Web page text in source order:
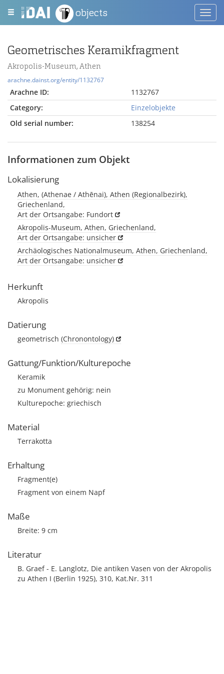
objects
Geometrisches Keramikfragment
Akropolis-Museum, Athen
arachne.dainst.org/entity/1132767
Arachne ID:
1132767
Category:
Einzelobjekte
Old serial number:
138254
Informationen zum Objekt
Lokalisierung
Athen, (Athenae / Athēnai), Athen (Regionalbezirk),
Griechenland,
Art der Ortsangabe: Fundort
Akropolis-Museum, Athen, Griechenland,
Art der Ortsangabe: unsicher
Archäologisches Nationalmuseum, Athen, Griechenland,
Art der Ortsangabe: unsicher
Herkunft
Akropolis
Datierung
geometrisch (Chronontology)
Gattung/Funktion/Kulturepoche
Keramik
zu Monument gehörig: nein
Kulturepoche: griechisch
Material
Terrakotta
Erhaltung
Fragment(e)
Fragment von einem Napf
Maße
Breite: 9 cm
Literatur
B. Graef - E. Langlotz, Die antiken Vasen von der Akropolis
zu Athen I (Berlin 1925), 310, Kat.Nr. 311